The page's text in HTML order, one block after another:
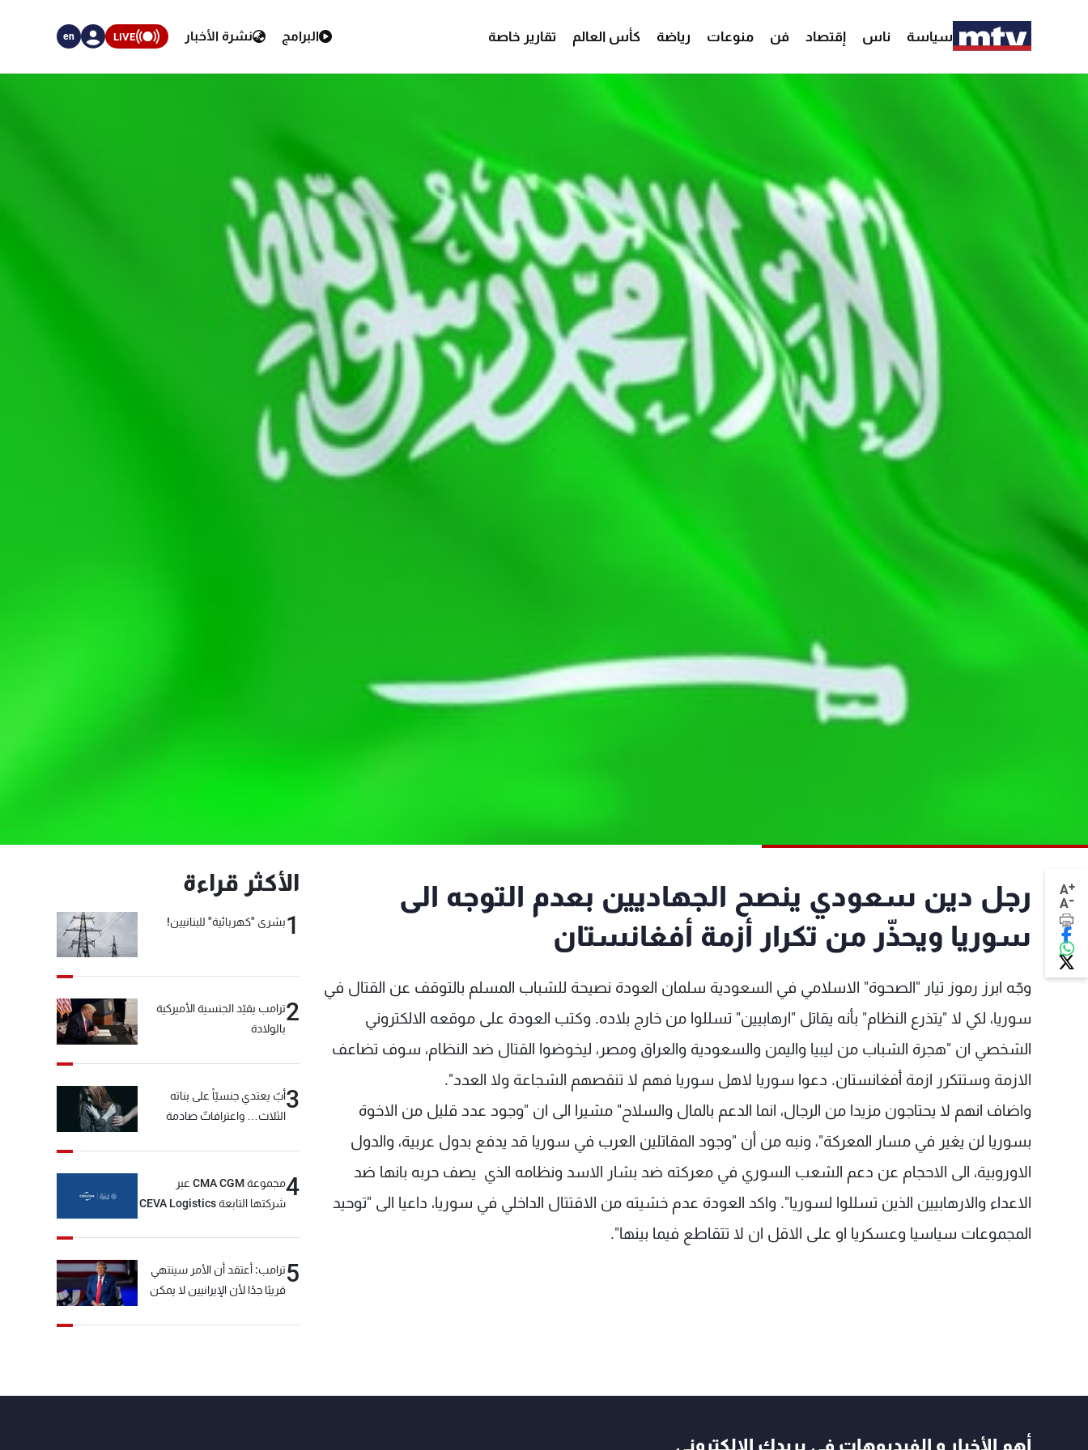
سياسة ناس إقتصاد فن منوعات رياضة كأس العالم تقارير خاصة البرامج نشرة الأخبار LIVE
en
A+
A-
رجل دين سعودي ينصح الجهاديين بعدم التوجه الى
سوريا ويحذّر من تكرار أزمة أفغانستان
وجّه ابرز رموز تيار "الصحوة" الاسلامي في السعودية سلمان العودة نصيحة للشباب المسلم بالتوقف عن القتال في
سوريا، لكي لا "يتذرع النظام" بأنه يقاتل "ارهابيين" تسللوا من خارج بلاده. وكتب العودة على موقعه الالكتروني
الشخصي ان "هجرة الشباب من ليبيا واليمن والسعودية والعراق ومصر، ليخوضوا القتال ضد النظام، سوف تضاعف
الازمة وستتكرر ازمة أفغانستان. دعوا سوريا لاهل سوريا فهم لا تنقصهم الشجاعة ولا العدد".
واضاف انهم لا يحتاجون مزيدا من الرجال، انما الدعم بالمال والسلاح" مشيرا الى ان "وجود عدد قليل من الاخوة
بسوريا لن يغير في مسار المعركة"، ونبه من أن "وجود المقاتلين العرب في سوريا قد يدفع بدول عربية، والدول
الاوروبية، الى الاحجام عن دعم الشعب السوري في معركته ضد بشار الاسد ونظامه الذي يصف حربه بانها ضد
الاعداء والارهابيين الذين تسللوا لسوريا". واكد العودة عدم خشيته من الاقتتال الداخلي في سوريا، داعيا الى "توحيد
المجموعات سياسيا وعسكريا او على الاقل ان لا تتقاطع فيما بينها".
الأكثر قراءة
1بشرى "كهربائية" للبنانيين!
2ترامب يقيّد الجنسية الأميركية
بالولادة
3أبٌ يعتدي جنسيّاً على بناته
الثلاث… واعترافاتٌ صادمة
4
مجموعة CMA CGM عبر
شركتها التابعة CEVA Logistics
5ترامب: أعتقد أن الأمر سينتهي
قريبًا جدًا لأن الإيرانيين لا يمكن
أهم الأخبار و الفيديوهات في بريدك الالكتروني